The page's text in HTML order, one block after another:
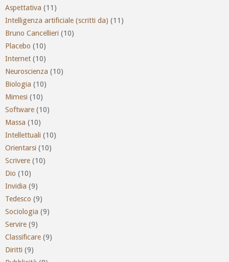
Aspettativa (11)
Intelligenza artificiale (scritti da) (11)
Bruno Cancellieri (10)
Placebo (10)
Internet (10)
Neuroscienza (10)
Biologia (10)
Mimesi (10)
Software (10)
Massa (10)
Intellettuali (10)
Orientarsi (10)
Scrivere (10)
Dio (10)
Invidia (9)
Tedesco (9)
Sociologia (9)
Servire (9)
Classificare (9)
Diritti (9)